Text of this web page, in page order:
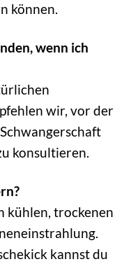
können.
wenn ich
wir, vor der
konsultieren.
kühlen, trockenen
kannst du